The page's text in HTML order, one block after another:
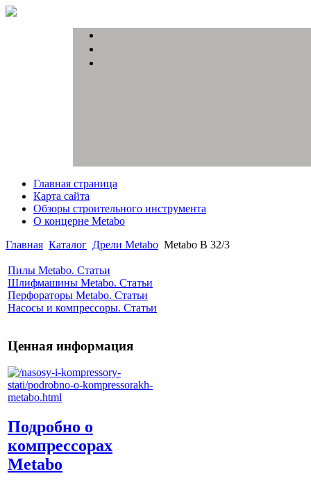
Главная страница
Карта сайта
Обзоры строительного инструмента
О концерне Metabo
Главная Каталог Дрели Metabo Metabo B 32/3
Пилы Metabo. Статьи
Шлифмашины Metabo. Статьи
Перфораторы Metabo. Статьи
Насосы и компрессоры. Статьи
Ценная информация
Подробно о
компрессорах
Metabo